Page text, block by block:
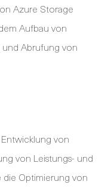
Azure Storage
Aufbau von
Abrufung von
von
von Leistungs- und
die Optimierung von